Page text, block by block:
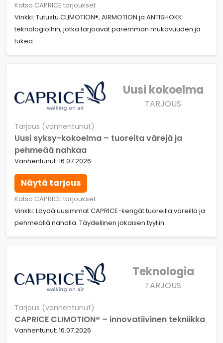
Katso CAPRICE tarjoukset
Vinkki: Tutustu CLIMOTION®, AIRMOTION ja ANTISHOKK
teknologioihin, jotka tarjoavat paremman mukavuuden ja
tukea.
Uusi kokoelma
TARJOUS
Tarjous (vanhentunut)
Uusi syksy-kokoelma – tuoreita värejä ja
pehmeää nahkaa
Vanhentunut: 16.07.2026
Näytä tarjous
Katso CAPRICE tarjoukset
Vinkki: Löydä uusimmat CAPRICE-kengät tuoreilla väreillä ja
pehmeällä nahalla. Täydellinen jokaisen tyyliin.
Teknologia
TARJOUS
Tarjous (vanhentunut)
CAPRICE CLIMOTION® – innovatiivinen tekniikka
Vanhentunut: 16.07.2026